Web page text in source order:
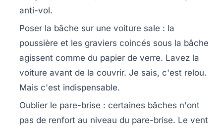
anti-vol.
Poser la bâche sur une voiture sale : la
poussière et les graviers coincés sous la bâche
agissent comme du papier de verre. Lavez la
voiture avant de la couvrir. Je sais, c'est relou.
Mais c'est indispensable.
Oublier le pare-brise : certaines bâches n'ont
pas de renfort au niveau du pare-brise. Le vent